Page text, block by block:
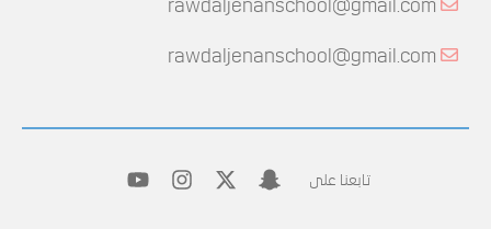
rawdaljenanschool@gmail.com
rawdaljenanschool@gmail.com
تابعنا على